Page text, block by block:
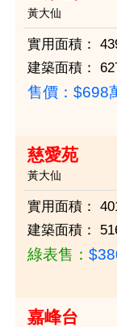
黃大仙
實用面積：
建築面積：
售價： $698
慈愛苑
黃大仙
實用面積：
建築面積：
綠表售：
嘉峰台